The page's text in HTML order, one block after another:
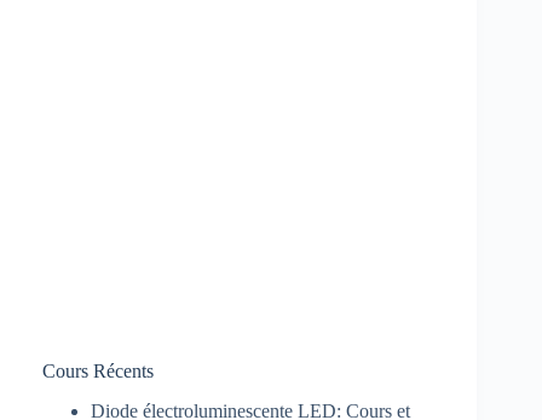
Cours Récents
Diode électroluminescente LED: Cours et